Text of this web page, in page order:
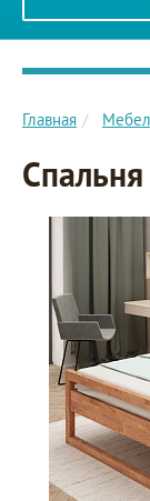
Главное
Главная